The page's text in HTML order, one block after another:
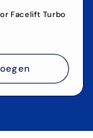
Facelift Turbo